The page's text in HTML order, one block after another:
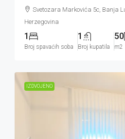
Svetozara Markovića 5c, Banja
Herzegovina
1
Broj spavaćih soba
1
Broj kupatila
50
m2
IZDVOJENO